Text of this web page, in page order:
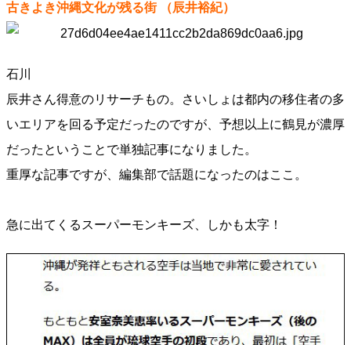
古きよき沖縄文化が残る街（辰井裕紀）
石川
辰井さん得意のリサーチもの。さいしょは都内の移住者の多
いエリアを回る予定だったのですが、予想以上に鶴見が濃厚
だったということで単独記事になりました。
重厚な記事ですが、編集部で話題になったのはここ。
急に出てくるスーパーモンキーズ、しかも太字！